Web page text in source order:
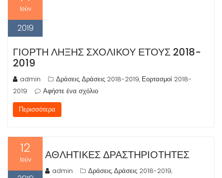
Ιούν
2019
ΓΙΟΡΤΉ ΛΉΞΗΣ ΣΧΟΛΙΚΟΎ ΈΤΟΥΣ 2018-
2019
admin Δράσεις,Δράσεις 2018-2019, Εορτασμοί 2018-
2019
Αφήστε ένα σχόλιο
Περισσότερα
12
Ιούν ΑΘΛΗΤΙΚΈΣ ΔΡΑΣΤΗΡΙΌΤΗΤΕΣ
admin Δράσεις,Δράσεις 2018-2019,